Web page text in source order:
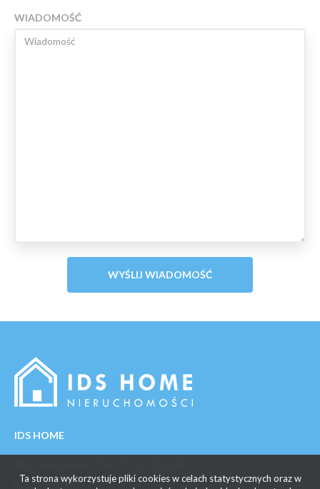
WIADOMOŚĆ
IDS HOME
732 707 377
Ta strona wykorzystuje pliki cookies w celach statystycznych oraz w